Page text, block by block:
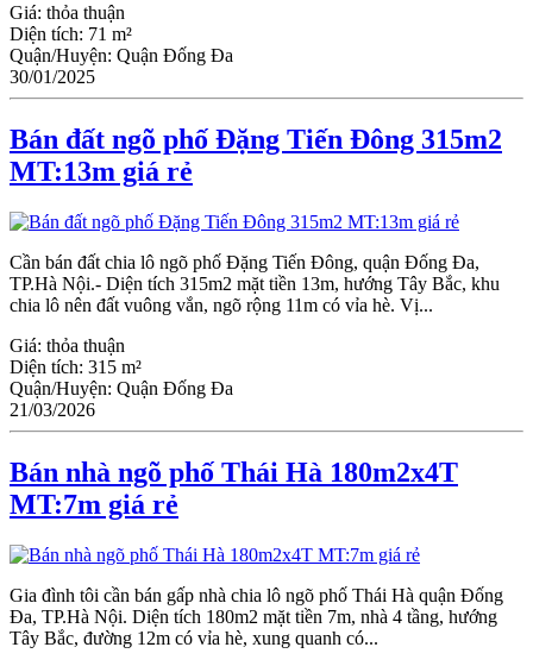
Giá: thỏa thuận
Diện tích: 71 m²
Quận/Huyện: Quận Đống Đa
30/01/2025
Bán đất ngõ phố Đặng Tiến Đông 315m2
MT:13m giá rẻ
Cần bán đất chia lô ngõ phố Đặng Tiến Đông, quận Đống Đa,
TP.Hà Nội.- Diện tích 315m2 mặt tiền 13m, hướng Tây Bắc, khu
chia lô nên đất vuông vắn, ngõ rộng 11m có vỉa hè. Vị...
Giá: thỏa thuận
Diện tích: 315 m²
Quận/Huyện: Quận Đống Đa
21/03/2026
Bán nhà ngõ phố Thái Hà 180m2x4T
MT:7m giá rẻ
Gia đình tôi cần bán gấp nhà chia lô ngõ phố Thái Hà quận Đống
Đa, TP.Hà Nội. Diện tích 180m2 mặt tiền 7m, nhà 4 tầng, hướng
Tây Bắc, đường 12m có vỉa hè, xung quanh có...